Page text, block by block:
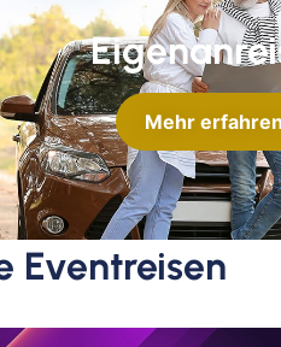
Mehr erfahren
Eventreisen